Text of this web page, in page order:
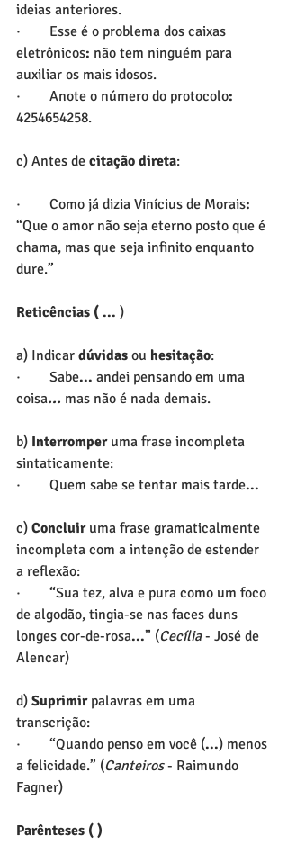
ideias anteriores.
·        Esse é o problema dos caixas
eletrônicos: não tem ninguém para
auxiliar os mais idosos.
·        Anote o número do protocolo:
4254654258.
c) Antes de citação direta:
·        Como já dizia Vinícius de Morais:
“Que o amor não seja eterno posto que é
chama, mas que seja infinito enquanto
dure.”
Reticências ( ... )
a) Indicar dúvidas ou hesitação:
·        Sabe... andei pensando em uma
coisa... mas não é nada demais.
b) Interromper uma frase incompleta
sintaticamente:
·        Quem sabe se tentar mais tarde...
c) Concluir uma frase gramaticalmente
incompleta com a intenção de estender
a reflexão:
·        “Sua tez, alva e pura como um foco
de algodão, tingia-se nas faces duns
longes cor-de-rosa...” (Cecília - José de
Alencar)
d) Suprimir palavras em uma
transcrição:
·        “Quando penso em você (...) menos
a felicidade.” (Canteiros - Raimundo
Fagner)
Parênteses ( )